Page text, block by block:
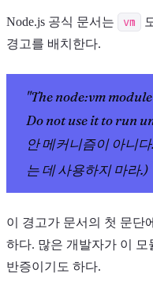
Node.js 공식 문서는 vm
경고를 배치한다.
"The node:vm
Do not use it to run
안 메커니즘이 아니
는 데 사용하지 마라.)
이 경고가 문서의 첫 문단
하다. 많은 개발자가 이
반증이기도 하다.